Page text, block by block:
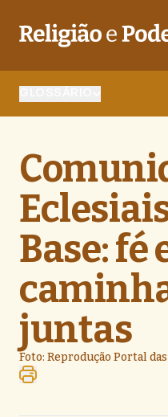
Base: fé
juntas
Foto: Reprodução Portal das